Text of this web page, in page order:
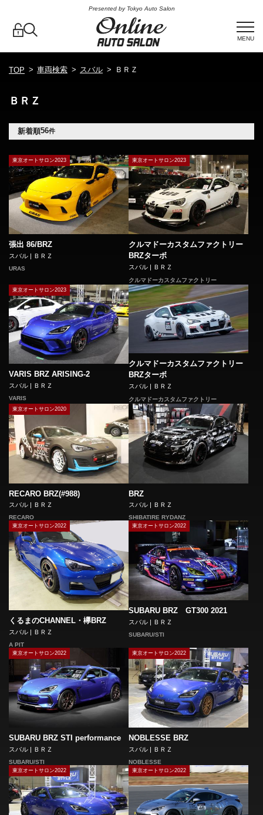
Presented by Tokyo Auto Salon
MENU
TOP 車両検索 スバル ＢＲＺ
ＢＲＺ
新着順56件
東京オートサロン2023
張出 86/BRZ
スバル | ＢＲＺ
URAS
東京オートサロン2023
クルマドーカスタムファクトリー
BRZターボ
スバル | ＢＲＺ
クルマドーカスタムファクトリー
東京オートサロン2023
VARIS BRZ ARISING-2
スバル | ＢＲＺ
VARIS
クルマドーカスタムファクトリー
BRZターボ
スバル | ＢＲＺ
クルマドーカスタムファクトリー
東京オートサロン2020
RECARO BRZ(#988)
スバル | ＢＲＺ
RECARO
BRZ
スバル | ＢＲＺ
SHIBATIRE RYDANZ
東京オートサロン2022
くるまのCHANNEL・欅BRZ
スバル | ＢＲＺ
A PIT
東京オートサロン2022
SUBARU BRZ GT300 2021
スバル | ＢＲＺ
SUBARU/STI
東京オートサロン2022
SUBARU BRZ STI performance
スバル | ＢＲＺ
SUBARU/STI
東京オートサロン2022
NOBLESSE BRZ
スバル | ＢＲＺ
NOBLESSE
東京オートサロン2022 東京オートサロン2022